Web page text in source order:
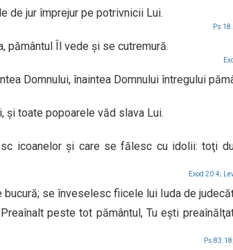
de jur împrejur pe potrivnicii Lui.
Ps
pământul Îl vede şi se cutremură.
Domnului, înaintea Domnului întregului
şi toate popoarele văd slava Lui.
icoanelor şi care se fălesc cu idolii: toţi
Exod 20.4;
se înveselesc fiicele lui Iuda de
peste tot pământul, Tu eşti
Ps 83.18;